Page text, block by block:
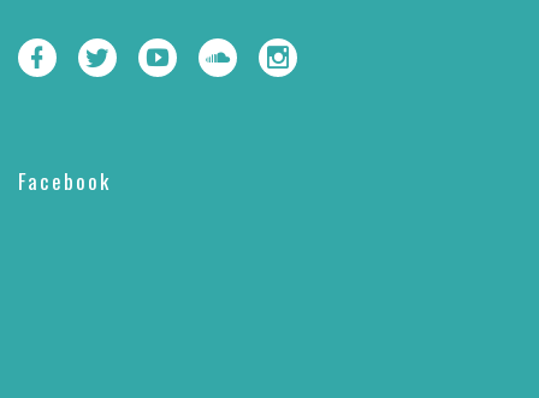
Facebook